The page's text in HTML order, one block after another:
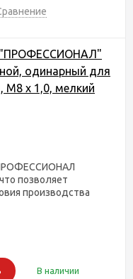
"ПРОФЕССИОНАЛ"
одинарный для
М8 x 1,0, мелкий
ПРОФЕССИОНАЛ
позволяет
производства
В наличии